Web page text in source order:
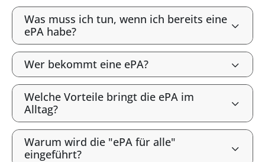
Was muss ich tun, wenn ich bereits eine
ePA habe?
Wer bekommt eine ePA?
Welche Vorteile bringt die ePA im
Alltag?
Warum wird die "ePA für alle"
eingeführt?